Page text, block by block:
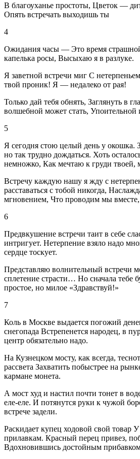
В благоуханье простоты, Цветок —
Опять встречать выходишь ты
4
Ожидания часы — Это время
капелька росы, Высыхаю я в разлуке.
Я заветной встречи миг С
твой проник! Я — недалеко от рая!
Только дай тебя обнять, Заглянуть в
волшебной может стать, Упоительной
5
Я сегодня стою целый день у окошка.
но так трудно дождаться. Хоть
немножко, Как мечтаю к груди твоей,
Встречу каждую нашу я жду с
расставаться с тобой никогда,
мгновением, Что проводим мы вместе,
6
Предвкушение встречи таит в себе
интригует. Нетерпение взяло надо
сердце тоскует.
Представляю волнительный встречи
сплетение страсти… Но сначала тебе
простое, но милое «Здравствуй!»
7
Коль в Москве выдается погожий
снегопада Встрепенется народец, в
центр обязательно надо.
На Кузнецком мосту, как всегда,
рассвета Захватить побыстрее на
кармане монета.
А мост худ и настил почти тонет в
еле-еле. И потянутся руки к чужой
встрече задели.
Раскидает купец ходовой свой товар
прилавкам. Красный перец привез,
Вдохновившись достойным